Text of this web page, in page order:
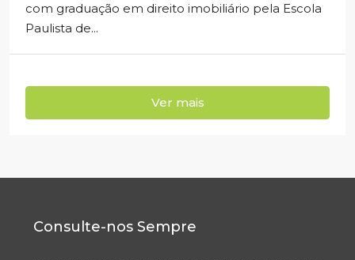
com graduação em direito imobiliário pela Escola
Paulista de...
Ver mais
Consulte-nos Sempre